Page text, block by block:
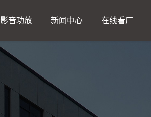
影音功放 新闻中心 在线看厂